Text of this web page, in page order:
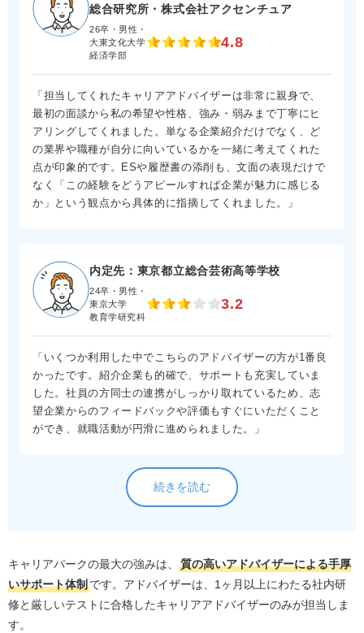
総合研究所・株式会社アクセンチュア
26卒・男性・
大東文化大学
経済学部
4.8
「担当してくれたキャリアアドバイザーは非常に親身で、
最初の面談から私の希望や性格、強み・弱みまで丁寧にヒ
アリングしてくれました。単なる企業紹介だけでなく、ど
の業界や職種が自分に向いているかを一緒に考えてくれた
点が印象的です。ESや履歴書の添削も、文面の表現だけで
なく「この経験をどうアピールすれば企業が魅力に感じる
か」という観点から具体的に指摘してくれました。」
内定先：東京都立総合芸術高等学校
24卒・男性・
東京大学
教育学研究科
3.2
「いくつか利用した中でこちらのアドバイザーの方が1番良
かったです。紹介企業も的確で、サポートも充実していま
した。社員の方同士の連携がしっかり取れているため、志
望企業からのフィードバックや評価もすぐにいただくこと
ができ、就職活動が円滑に進められました。」
続きを読む
キャリアパークの最大の強みは、
質の高いアドバイザーによる手厚
いサポート体制です。アドバイザーは、1ヶ月以上にわたる社内研
修と厳しいテストに合格したキャリアアドバイザーのみが担当しま
す。